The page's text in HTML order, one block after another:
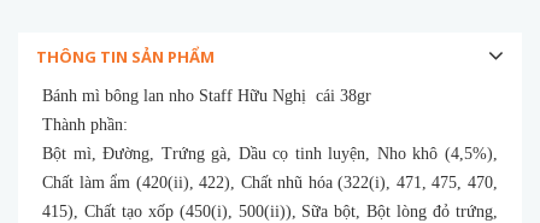
THÔNG TIN SẢN PHẨM
Bánh mì bông lan nho Staff Hữu Nghị cái 38gr
Thành phần:
Bột mì, Đường, Trứng gà, Dầu cọ tinh luyện, Nho khô (4,5%),
Chất làm ẩm (420(ii), 422), Chất nhũ hóa (322(i), 471, 475, 470,
415), Chất tạo xốp (450(i), 500(ii)), Sữa bột, Bột lòng đỏ trứng,